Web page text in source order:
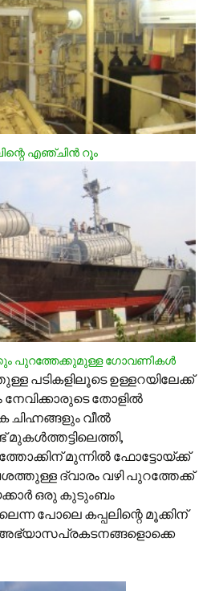
എഞ്ചിന്‍ റൂം
പുറത്തേക്കുമുള്ള ഗോവണികള്‍
പടികളിലൂടെ ഉള്ളറയിലേക്ക്
തോളില്‍
വീല്‍
മുന്നില്‍ ഫോട്ടോയ്ക്ക്
ദ്വാരം വഴി പുറത്തേക്ക്
ഒരു കുടുംബം
പോലെ കപ്പലിന്റെ മൂക്കിന്
അഭ്യാസപ്രകടനങ്ങളൊക്കെ